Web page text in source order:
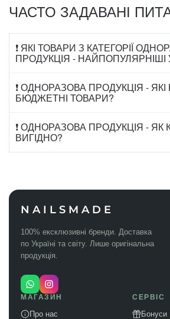
ЧАСТО ЗАДАВАНІ
❗ ЯКІ ТОВАРИ З КАТЕГОРІЇ
ПРОДУКЦІЯ - НАЙПОПУЛЯРНІШІ
❗ ОДНОРАЗОВА ПРОДУКЦІЯ -
БЮДЖЕТНІ ТОВАРИ?
❗ ОДНОРАЗОВА ПРОДУКЦІЯ - ЯК
ВИГІДНО?
NAILSMADE
100% ексклюзивні бренди. Доставка
по Україні та світу. Лише оригінальна
продукція.
МАГАЗИН
Про нас
СЕРВІС
Бонуси